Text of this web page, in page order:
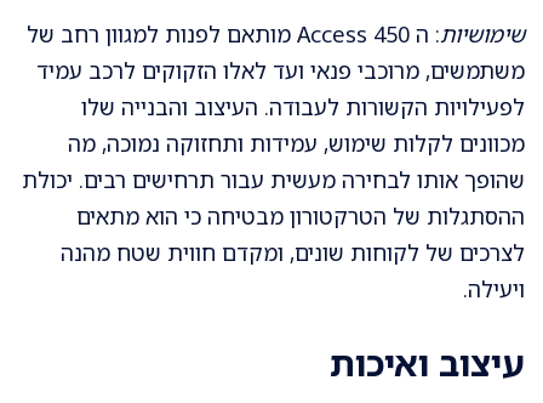
שימושיות
: ה Access 450 מותאם לפנות למגוון רחב של
משתמשים, מרוכבי פנאי ועד לאלו הזקוקים לרכב עמיד
לפעילויות הקשורות לעבודה. העיצוב והבנייה שלו
מכוונים לקלות שימוש, עמידות ותחזוקה נמוכה, מה
שהופך אותו לבחירה מעשית עבור תרחישים רבים. יכולת
ההסתגלות של הטרקטורון מבטיחה כי הוא מתאים
לצרכים של לקוחות שונים, ומקדם חווית שטח מהנה
ויעילה.
עיצוב ואיכות